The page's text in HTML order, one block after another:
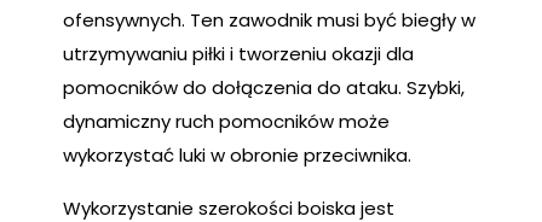
ofensywnych. Ten zawodnik musi być biegły w
utrzymywaniu piłki i tworzeniu okazji dla
pomocników do dołączenia do ataku. Szybki,
dynamiczny ruch pomocników może
wykorzystać luki w obronie przeciwnika.
Wykorzystanie szerokości boiska jest